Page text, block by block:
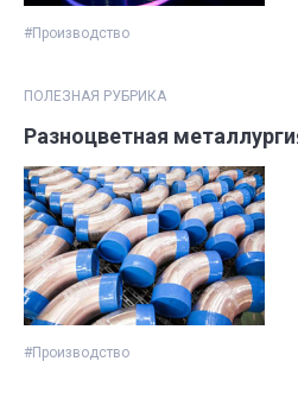
#Производство
ПОЛЕЗНАЯ РУБРИКА
Разноцветная
#Производство